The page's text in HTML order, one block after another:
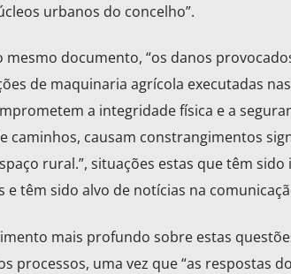
urbanos do concelho”.
mesmo documento, “os danos
de maquinaria agrícola executadas
a integridade física e a
caminhos, causam constrangimentos
rural.”, situações estas que têm
e têm sido alvo de notícias na
mais profundo sobre estas
processos, uma vez que “as respostas